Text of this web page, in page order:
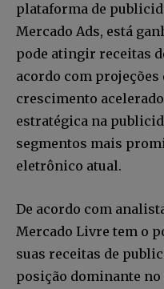
plataforma de
Mercado Ads, está
pode atingir receitas
acordo com projeções
crescimento
estratégica na
segmentos mais
eletrônico atual.
De acordo com
Mercado Livre tem o
suas receitas de
posição dominante